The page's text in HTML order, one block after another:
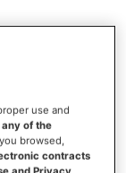
use and
of the
browsed,
contracts